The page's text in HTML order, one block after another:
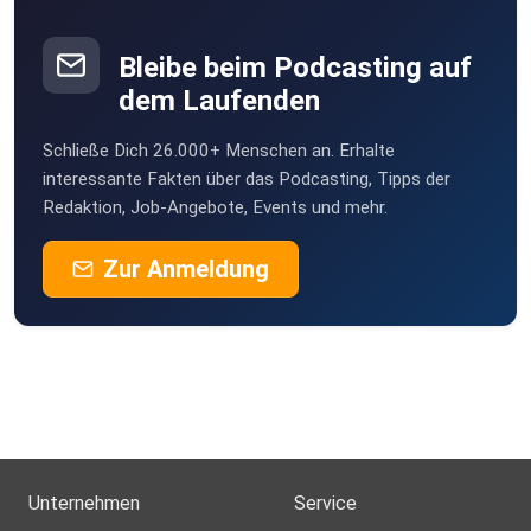
Gehorsam
leisten....weiterlesen hier:
https://apolut.net/die-booster-tyrannei-von-jeremy-
+++
Danke an Rubikon für das Recht zur Veröffentlichung.
–
Buxtehude
Annemaria
Wehr
München
drberti
R_M: Bisch
Bleibe beim Podcasting auf
dem Laufenden
Schließe Dich 26.000+ Menschen an. Erhalte
interessante Fakten über das Podcasting, Tipps der
Redaktion, Job-Angebote, Events und mehr.
Zur Anmeldung
Unternehmen Service